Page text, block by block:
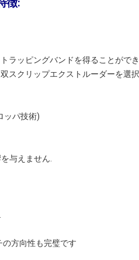
徴:
ラッピングバンドを得ることがで
スクリップエクストルーダーを選
ッパ技術)
与えません.
の方向性も完璧です